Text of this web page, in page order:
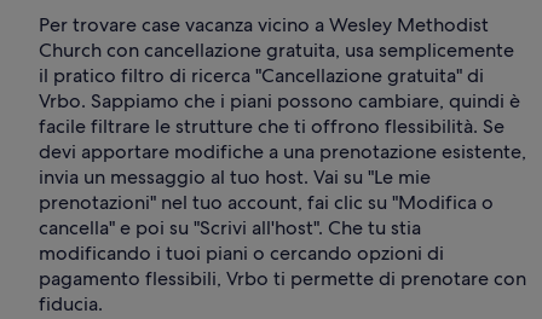
Per trovare case vacanza vicino a Wesley Methodist
Church con cancellazione gratuita, usa semplicemente
il pratico filtro di ricerca "Cancellazione gratuita" di
Vrbo. Sappiamo che i piani possono cambiare, quindi è
facile filtrare le strutture che ti offrono flessibilità. Se
devi apportare modifiche a una prenotazione esistente,
invia un messaggio al tuo host. Vai su "Le mie
prenotazioni" nel tuo account, fai clic su "Modifica o
cancella" e poi su "Scrivi all'host". Che tu stia
modificando i tuoi piani o cercando opzioni di
pagamento flessibili, Vrbo ti permette di prenotare con
fiducia.